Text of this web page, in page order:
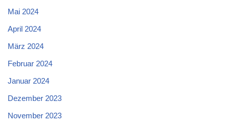
Mai 2024
April 2024
März 2024
Februar 2024
Januar 2024
Dezember 2023
November 2023